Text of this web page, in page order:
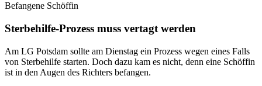
Befangene Schöffin
Sterbehilfe-Prozess muss vertagt werden
Am LG Potsdam sollte am Dienstag ein Prozess wegen eines Falls
von Sterbehilfe starten. Doch dazu kam es nicht, denn eine Schöffin
ist in den Augen des Richters befangen.